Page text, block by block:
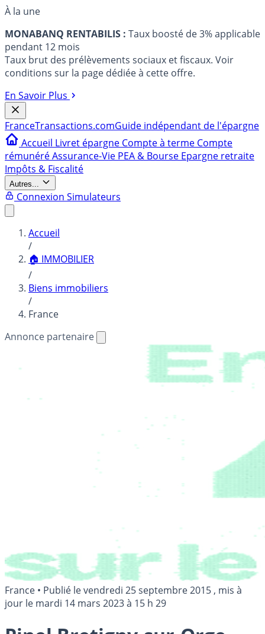
À la une
MONABANQ RENTABILIS : Taux boosté de 3% applicable
pendant 12 mois
Taux brut des prélèvements sociaux et fiscaux. Voir
conditions sur la page dédiée à cette offre.
En Savoir Plus
FranceTransactions.comGuide indépendant de l'épargne
Accueil Livret épargne Compte à terme Compte
rémunéréAssurance-Vie PEA & Bourse Epargne retraite
Impôts & Fiscalité
Autres...
Connexion Simulateurs
Accueil
/
🏠 IMMOBILIER
/
Biens immobiliers
/
France
Annonce partenaire
France • Publié levendredi 25 septembre 2015 , mis à
jour le mardi 14 mars 2023 à 15 h 29